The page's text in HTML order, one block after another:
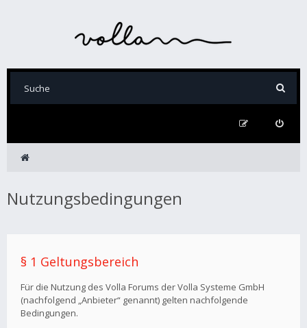
Nutzungsbedingungen
§ 1 Geltungsbereich
Für die Nutzung des Volla Forums der Volla Systeme GmbH
(nachfolgend „Anbieter“ genannt) gelten nachfolgende
Bedingungen.